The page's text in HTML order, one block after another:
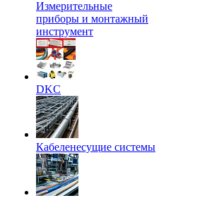
Измерительные
приборы и монтажный
инструмент
DKC
Кабеленесущие системы